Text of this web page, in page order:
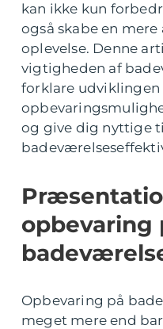
kan ikke kun
også skabe en
oplevelse. Denne
vigtigheden af
forklare udviklingen
og give dig nyttige
opbevaring
Opbevaring på
meget mere end